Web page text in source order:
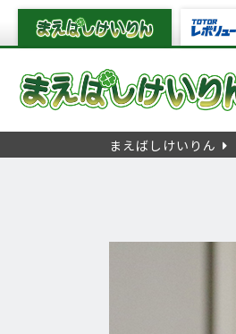
まえばしけいりん